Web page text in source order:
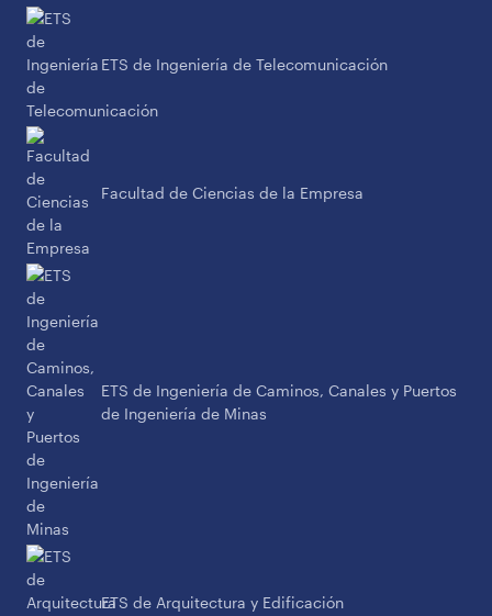
ETS de Ingeniería de Telecomunicación
Facultad de Ciencias de la Empresa
ETS de Ingeniería de Caminos, Canales y Puertos
de Ingeniería de Minas
ETS de Arquitectura y Edificación